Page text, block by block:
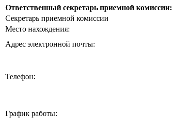
Ответственный секретарь приемной комиссии:
Секретарь приемной комиссии
Место нахождения:
Адрес электронной почты:
Телефон:
График работы: